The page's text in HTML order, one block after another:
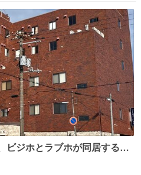
ビジホとラブホが同居する謎
数が異様に少ない。